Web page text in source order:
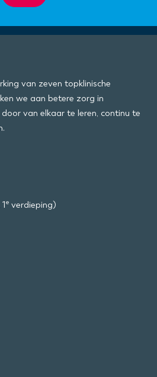
van zeven topklinische
we aan betere zorg in
van elkaar te leren, continu te
e verdieping)